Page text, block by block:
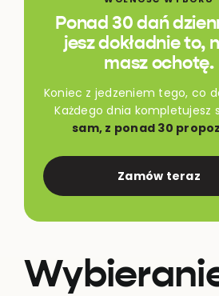
Ponad 30 dań
jesz dokładnie to,
masz ochotę.
Koniec z jedzeniem tego, co
Każdego dnia kompletujesz
sam, z ponad 30
Zamów teraz